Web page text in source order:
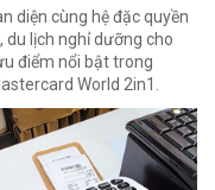
diện cùng hệ đặc quyền
lịch nghỉ dưỡng cho
điểm nổi bật trong
World 2in1.